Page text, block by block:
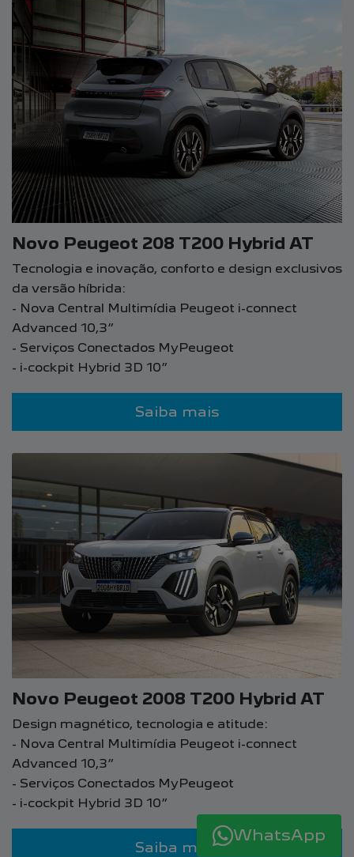
Novo Peugeot 208 T200 Hybrid AT
Tecnologia e inovação, conforto e design exclusivos
da versão híbrida:
- Nova Central Multimídia Peugeot i-connect
Advanced 10,3”
- Serviços Conectados MyPeugeot
- i-cockpit Hybrid 3D 10”
Saiba mais
Novo Peugeot 2008 T200 Hybrid AT
Design magnético, tecnologia e atitude:
- Nova Central Multimídia Peugeot i-connect
Advanced 10,3”
- Serviços Conectados MyPeugeot
- i-cockpit Hybrid 3D 10”
Saiba mais
WhatsApp